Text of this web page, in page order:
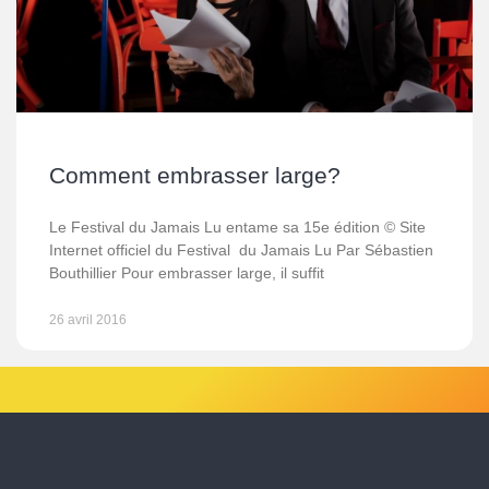
Comment embrasser large?
Le Festival du Jamais Lu entame sa 15e édition © Site
Internet officiel du Festival du Jamais Lu Par Sébastien
Bouthillier Pour embrasser large, il suffit
26 avril 2016